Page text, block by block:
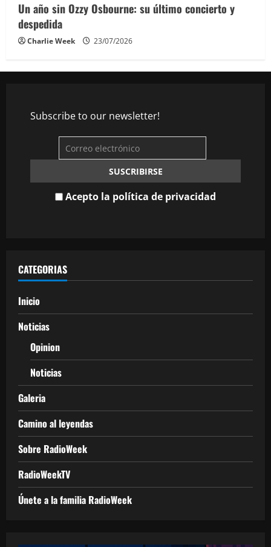
Un año sin Ozzy Osbourne: su último concierto y
despedida
Charlie Week 23/07/2026
Subscribe to our newsletter!
Acepto la política de privacidad
CATEGORIAS
Inicio
Noticias
Opinion
Noticias
Galeria
Camino al leyendas
Sobre RadioWeek
RadioWeekTV
Únete a la familia RadioWeek